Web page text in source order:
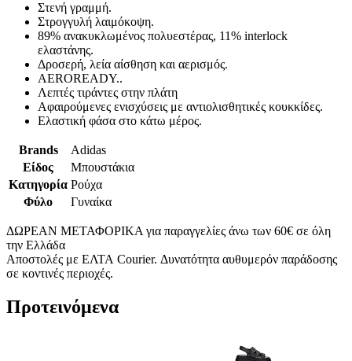
Στενή γραμμή.
Στρογγυλή λαιμόκοψη.
89% ανακυκλωμένος πολυεστέρας, 11% interlock
ελαστάνης.
Δροσερή, λεία αίσθηση και αερισμός.
AEROREADY..
Λεπτές τιράντες στην πλάτη
Αφαιρούμενες ενισχύσεις με αντιολισθητικές κουκκίδες.
Ελαστική φάσα στο κάτω μέρος.
Brands
Adidas
Είδος
Μπουστάκια
Κατηγορία Ρούχα
Φύλο
Γυναίκα
ΔΩΡΕΑΝ ΜΕΤΑΦΟΡΙΚΑ για παραγγελίες άνω των 60€ σε όλη
την Ελλάδα
Αποστολές με ΕΛΤΑ Courier. Δυνατότητα αυθυμερόν παράδοσης
σε κοντινές περιοχές.
Προτεινόμενα